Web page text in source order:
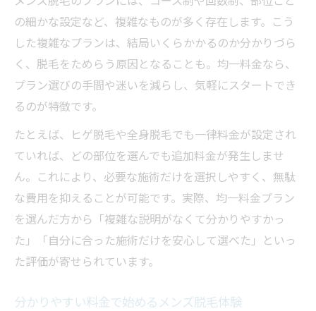
の細かな設定など、複雑なものが多く存在します。こう
した複雑なプランは、結局いくらかかるのか分かりづら
く、脱毛をためらう原因となることも。均一料金なら、
プラン選びの手間や迷いを減らし、気軽にスタートでき
るのが特徴です。
たとえば、ヒゲ脱毛や全身脱毛でも一律料金が設定され
ていれば、どの部位を選んでも追加料金が発生しませ
ん。これにより、必要な施術だけを選択しやすく、無駄
な費用を抑えることが可能です。実際、均一料金プラン
を選んだ方から「複雑な説明がなくて分かりやすかっ
た」「自分に合った施術だけを安心して選べた」といっ
た評価が寄せられています。
分かりやすい料金で始めるメンズ脱毛体験